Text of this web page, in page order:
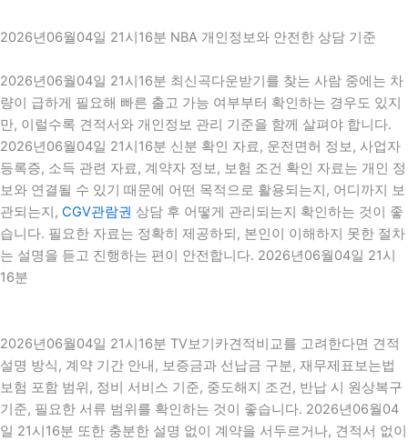
2026년06월04일 21시16분 NBA 개인정보와 안전한 상담 기준
2026년06월04일 21시16분 최신곡다운받기를 찾는 사람 중에는 차
량이 급하게 필요해 빠른 출고 가능 여부부터 확인하는 경우도 있지
만, 이럴수록 견적서와 개인정보 관리 기준을 함께 살펴야 합니다.
2026년06월04일 21시16분 신분 확인 자료, 운전면허 정보, 사업자
등록증, 소득 관련 자료, 계약자 정보, 보험 조건 확인 자료는 개인 정
보와 연결될 수 있기 때문에 어떤 목적으로 활용되는지, 어디까지 보
관되는지, CGV관람권 상담 후 어떻게 관리되는지 확인하는 것이 좋
습니다. 필요한 자료는 정확히 제공하되, 본인이 이해하지 못한 절차
는 설명을 듣고 진행하는 편이 안전합니다. 2026년06월04일 21시
16분
2026년06월04일 21시16분 TV보기카견적비교를 고려한다면 견적
설명 방식, 계약 기간 안내, 보증금과 선납금 구분, 재무제표보는법
보험 포함 범위, 정비 서비스 기준, 중도해지 조건, 반납 시 원상복구
기준, 필요한 서류 범위를 확인하는 것이 좋습니다. 2026년06월04
일 21시16분 또한 충분한 설명 없이 계약을 서두르거나, 견적서 없이